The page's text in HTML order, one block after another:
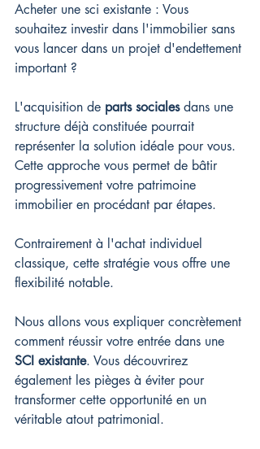
Acheter une sci existante : Vous
souhaitez investir dans l'immobilier sans
vous lancer dans un projet d'endettement
important ?
L'acquisition de parts sociales dans une
structure déjà constituée pourrait
représenter la solution idéale pour vous.
Cette approche vous permet de bâtir
progressivement votre patrimoine
immobilier en procédant par étapes.
Contrairement à l'achat individuel
classique, cette stratégie vous offre une
flexibilité notable.
Nous allons vous expliquer concrètement
comment réussir votre entrée dans une
SCI existante. Vous découvrirez
également les pièges à éviter pour
transformer cette opportunité en un
véritable atout patrimonial.